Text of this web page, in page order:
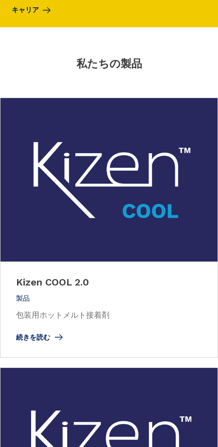
キャリア
私たちの製品
Kizen COOL 2.0
製品
包装用ホットメルト接着剤
続きを読む